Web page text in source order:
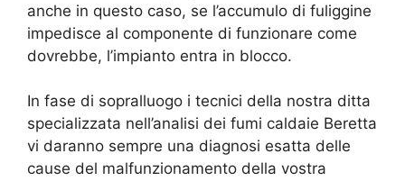
anche in questo caso, se l’accumulo di fuliggine
impedisce al componente di funzionare come
dovrebbe, l’impianto entra in blocco.
In fase di sopralluogo i tecnici della nostra ditta
specializzata nell’analisi dei fumi caldaie Beretta
vi daranno sempre una diagnosi esatta delle
cause del malfunzionamento della vostra